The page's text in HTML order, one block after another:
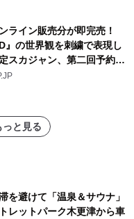
ライン販売分が即完売！
D』の世界観を刺繍で表現し
スカジャン、第二回予約販
っと見る
を避けて「温泉＆サウナ」
レットパーク木更津から車